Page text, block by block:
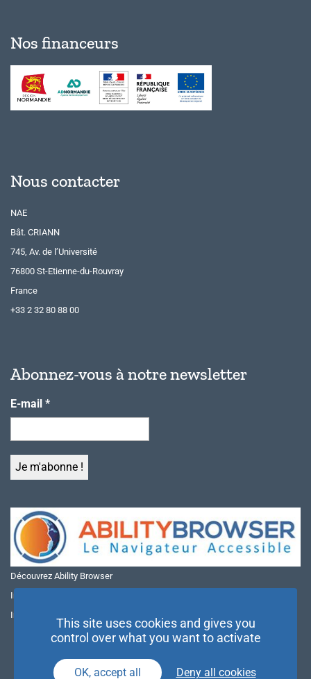
Nos financeurs
Nous contacter
NAE
Bât. CRIANN
745, Av. de l’Université
76800 St-Etienne-du-Rouvray
France
+33 2 32 80 88 00
Abonnez-vous à notre newsletter
E-mail *
Découvrez Ability Browser
Installer Ability Browser sur Windows
Installer Ability Browser sur Mac
This site uses cookies and gives you
control over what you want to activate
OK, accept all Deny all cookies